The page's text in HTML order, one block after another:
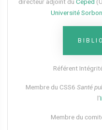
Université
Référent
Membre du CSS6​ Santé
l’
Membre du